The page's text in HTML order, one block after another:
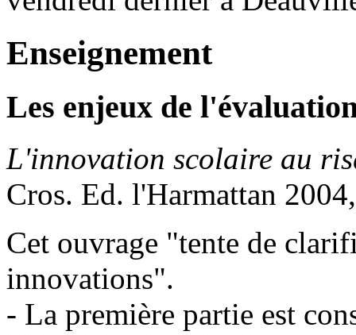
Enseignement
Les enjeux de
L'innovation scolaire au
Cros. Ed. l'Harmattan
Cet ouvrage "tente de
innovations".
- La première partie est